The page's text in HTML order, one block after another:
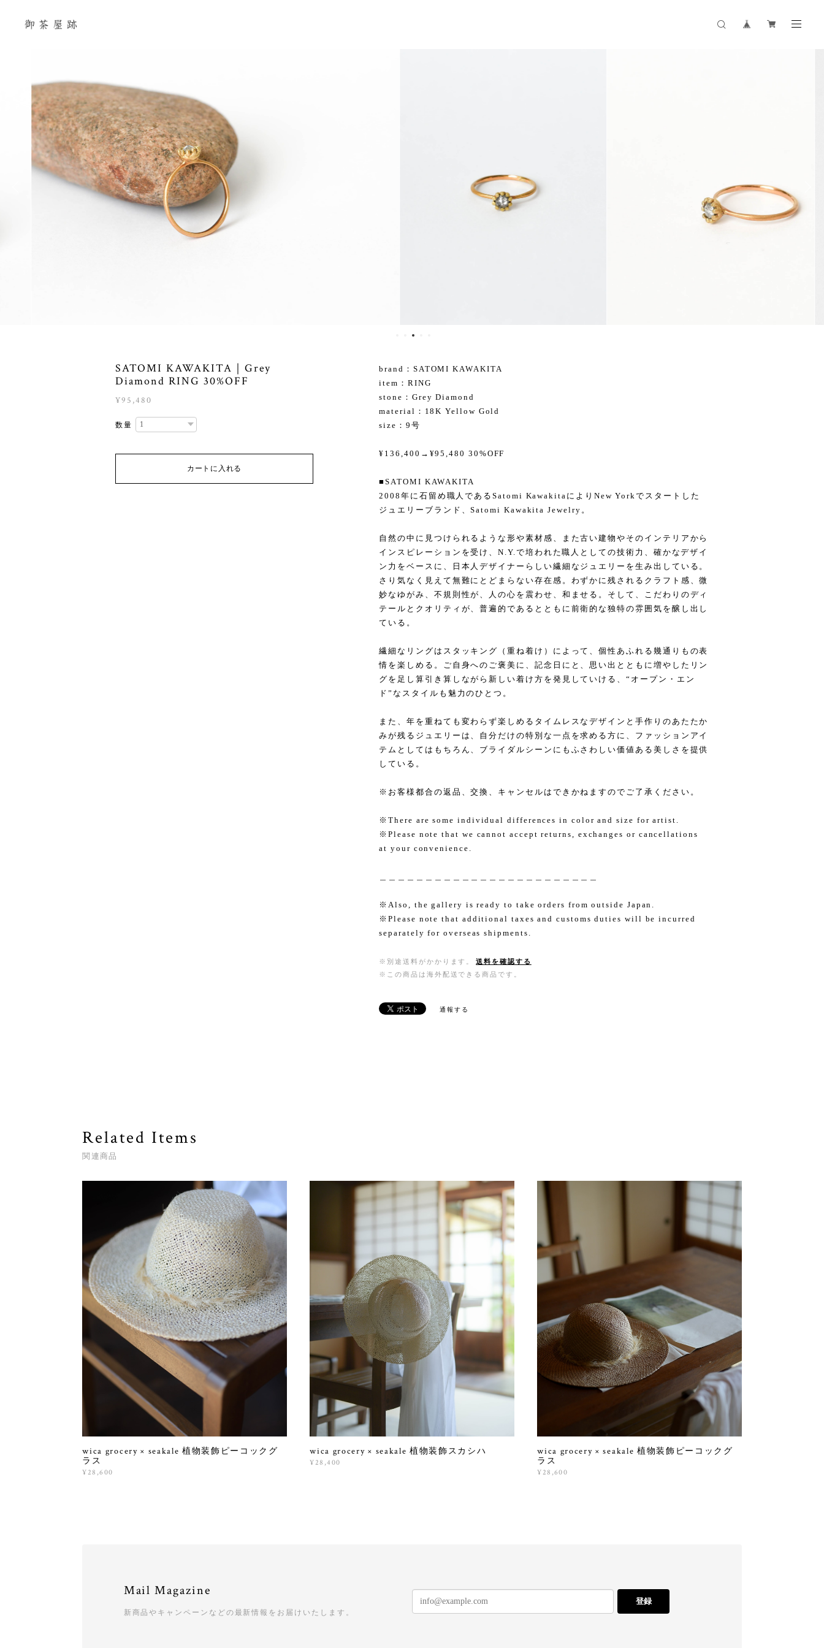
SATOMI KAWAKITA｜Grey
Diamond RING 30%OFF
¥95,480
数量
カートに入れる
brand：SATOMI KAWAKITA
item：RING
stone：Grey Diamond
material：18K Yellow Gold
size：9号
¥136,400→¥95,480 30%OFF
■SATOMI KAWAKITA
2008年に石留め職人であるSatomi KawakitaによりNew Yorkでスタートした
ジュエリーブランド、Satomi Kawakita Jewelry。
自然の中に見つけられるような形や素材感、また古い建物やそのインテリアから
インスピレーションを受け、N.Y.で培われた職人としての技術力、確かなデザイ
ン力をベースに、日本人デザイナーらしい繊細なジュエリーを生み出している。
さり気なく見えて無難にとどまらない存在感。わずかに残されるクラフト感、微
妙なゆがみ、不規則性が、人の心を震わせ、和ませる。そして、こだわりのディ
テールとクオリティが、普遍的であるとともに前衛的な独特の雰囲気を醸し出し
ている。
繊細なリングはスタッキング（重ね着け）によって、個性あふれる幾通りもの表
情を楽しめる。ご自身へのご褒美に、記念日にと、思い出とともに増やしたリン
グを足し算引き算しながら新しい着け方を発見していける、“オープン・エン
ド”なスタイルも魅力のひとつ。
また、年を重ねても変わらず楽しめるタイムレスなデザインと手作りのあたたか
みが残るジュエリーは、自分だけの特別な一点を求める方に、ファッションアイ
テムとしてはもちろん、ブライダルシーンにもふさわしい価値ある美しさを提供
している。
※お客様都合の返品、交換、キャンセルはできかねますのでご了承ください。
※There are some individual differences in color and size for artist.
※Please note that we cannot accept returns, exchanges or cancellations
at your convenience.
※Also, the gallery is ready to take orders from outside Japan.
※Please note that additional taxes and customs duties will be incurred
separately for overseas shipments.
※別途送料がかかります。
送料を確認する
※この商品は海外配送できる商品です。
通報する
Related Items
関連商品
wica grocery × seakale 植物装飾ピーコックグ
ラス
¥28,600
wica grocery × seakale 植物装飾スカシハ
¥28,400
wica grocery × seakale 植物装飾ピーコックグ
ラス
¥28,600
Mail Magazine
新商品やキャンペーンなどの最新情報をお届けいたします。
登録